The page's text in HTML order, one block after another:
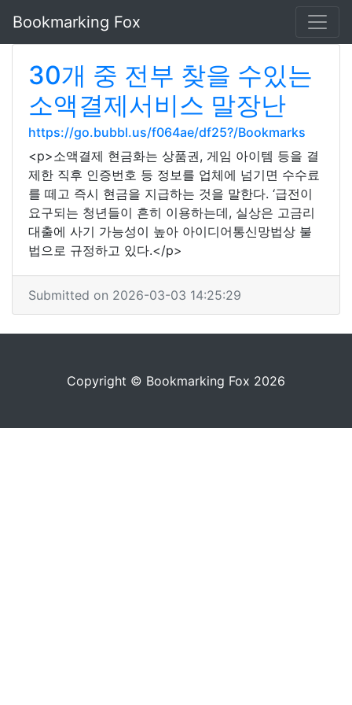
Bookmarking Fox
30개 중 전부 찾을 수있는
소액결제서비스 말장난
https://go.bubbl.us/f064ae/df25?/Bookmarks
<p>소액결제 현금화는 상품권, 게임 아이템 등을 결
제한 직후 인증번호 등 정보를 업체에 넘기면 수수료
를 떼고 즉시 현금을 지급하는 것을 말한다. ‘급전이
요구되는 청년들이 흔히 이용하는데, 실상은 고금리
대출에 사기 가능성이 높아 아이디어통신망법상 불
법으로 규정하고 있다.</p>
Submitted on 2026-03-03 14:25:29
Copyright © Bookmarking Fox 2026